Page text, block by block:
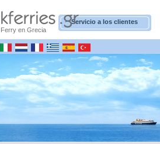
en Grecia
Servicio a los clientes